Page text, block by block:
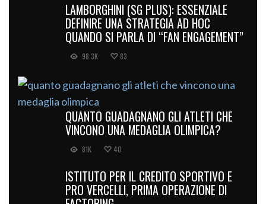
LAMBORGHINI (SG PLUS): ESSENZIALE
DEFINIRE UNA STRATEGIA AD HOC
QUANDO SI PARLA DI “FAN ENGAGEMENT”
98.3K 83
QUANTO GUADAGNANO GLI ATLETI CHE
VINCONO UNA MEDAGLIA OLIMPICA?
81K 40
ISTITUTO PER IL CREDITO SPORTIVO E
PRO VERCELLI, PRIMA OPERAZIONE DI